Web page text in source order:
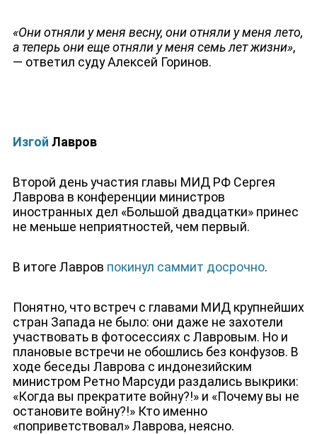
«Они отняли у меня весну, они отняли у меня лето,
а теперь они еще отняли у меня семь лет жизни»,
— ответил суду Алексей Горинов.
Изгой Лавров
Второй день участия главы МИД РФ Сергея
Лаврова в конференции министров
иностранных дел «Большой двадцатки» принес
не меньше неприятностей, чем первый.
В итоге Лавров покинул саммит досрочно.
Понятно, что встреч с главами МИД крупнейших
стран Запада не было: они даже не захотели
участвовать в фотосессиях с Лавровым. Но и
плановые встречи не обошлись без конфузов. В
ходе беседы Лаврова с индонезийским
министром Ретно Марсуди раздались выкрики:
«Когда вы прекратите войну?!» и «Почему вы не
остановите войну?!» Кто именно
«поприветствовал» Лаврова, неясно.